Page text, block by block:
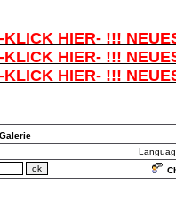
-KLICK HIER- !!!
-KLICK HIER- !!!
-KLICK HIER- !!!
Galerie